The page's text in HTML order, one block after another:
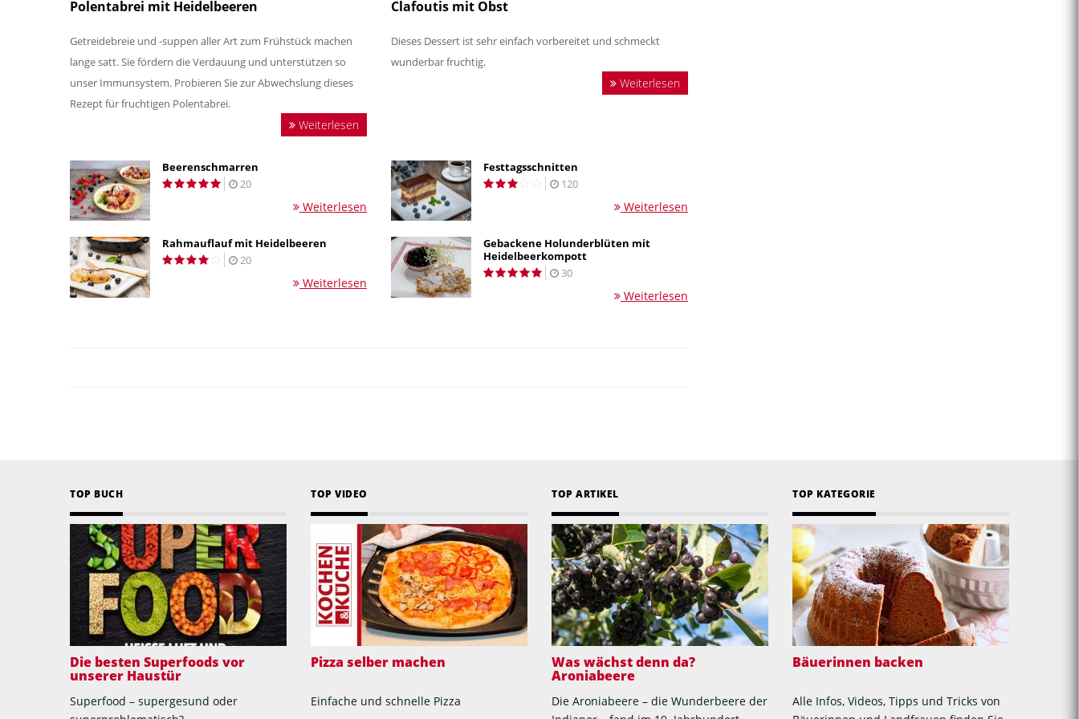
Polentabrei mit Heidelbeeren
Getreidebreie und -suppen aller Art zum Frühstück machen
lange satt. Sie fördern die Verdauung und unterstützen so
unser Immunsystem. Probieren Sie zur Abwechslung dieses
Rezept für fruchtigen Polentabrei.
Weiterlesen
Clafoutis mit Obst
Dieses Dessert ist sehr einfach vorbereitet und schmeckt
wunderbar fruchtig.
Weiterlesen
Beerenschmarren
20
Weiterlesen
Festtagsschnitten
120
Weiterlesen
Rahmauflauf mit Heidelbeeren
20
Weiterlesen
Gebackene Holunderblüten mit
Heidelbeerkompott
30
Weiterlesen
TOP BUCH
Die besten Superfoods vor
unserer Haustür
Superfood – supergesund oder
TOP VIDEO
Pizza selber machen
Einfache und schnelle Pizza
TOP ARTIKEL
Was wächst denn da?
Aroniabeere
Die Aroniabeere – die Wunderbeere der
TOP KATEGORIE
Bäuerinnen backen
Alle Infos, Videos, Tipps und Tricks von